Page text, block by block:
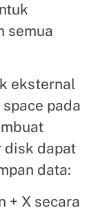
semua
eksternal
pada
disk dapat
data:
+ X secara